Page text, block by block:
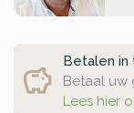
Betalen in
Betaal uw
Lees hier